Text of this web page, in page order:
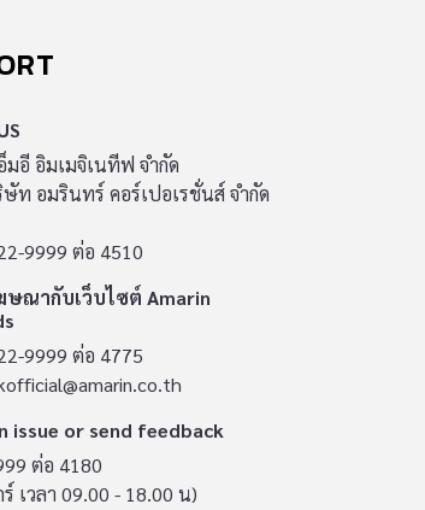
มอี อิมเมจิเนทีฟ จำกัด
ษัท อมรินทร์ คอร์เปอเรชั่นส์ จำกัด
9999 ต่อ 4510
ษณากับเว็บไซต์ Amarin
9999 ต่อ 4775
issue or send feedback
ต่อ 4180
เวลา 09.00 - 18.00 น)